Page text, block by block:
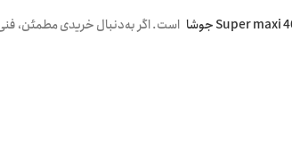
است. اگر به‌دنبال خریدی مطمئن،